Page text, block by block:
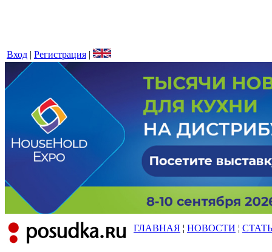
Вход | Регистрация |
ГЛАВНАЯ ¦ НОВОСТИ ¦